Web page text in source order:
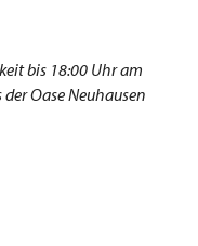
bis 18:00 Uhr am
Oase Neuhausen